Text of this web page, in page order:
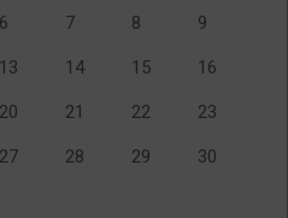
6 7 8 9
13 14 15 16
20 21 22 23
27 28 29 30